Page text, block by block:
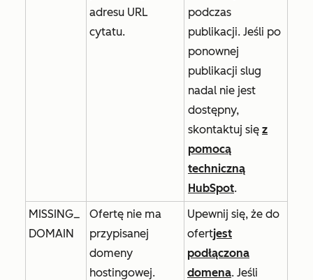
adresu URL
cytatu.
podczas
publikacji. Jeśli po
ponownej
publikacji slug
nadal nie jest
dostępny,
skontaktuj się z
pomocą
techniczną
HubSpot.
MISSING_
DOMAIN
Ofertę nie ma
przypisanej
domeny
hostingowej.
Upewnij się, że do
ofertjest
podłączona
domena. Jeśli